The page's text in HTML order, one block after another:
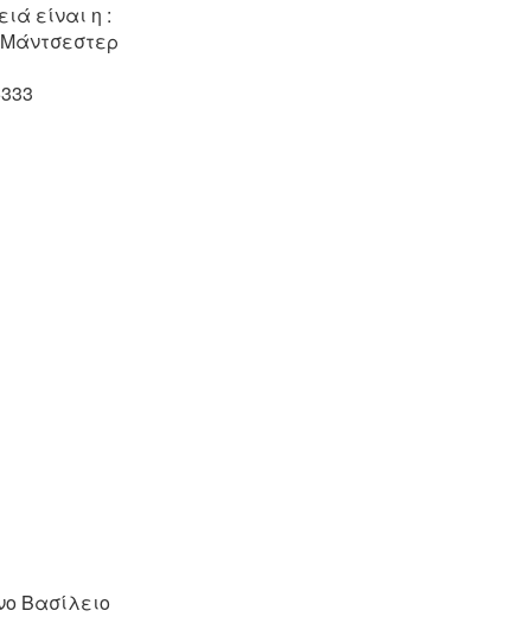
είναι η :
Βασίλειο